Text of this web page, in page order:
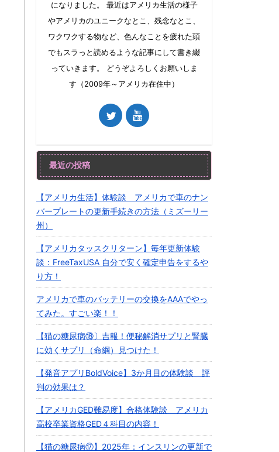
になりました。 最近はアメリカ生活の様子
やアメリカのユニークなとこ、残念なとこ、
ワクワクする物など、色んなことを疲れた頭
でもスラっと読めるような記事にして書き綴
っていきます。 どうぞよろしくお願いしま
す（2009年～アメリカ在住中）
最近の投稿
【アメリカ生活】体験談 アメリカで車のナン
バープレートの更新手続きの方法（ミズーリー
州）
【アメリカタッスクリターン】毎年更新体験
談：FreeTaxUSA 自分で安く確定申告をするや
り方！
アメリカで車のバッテリーの交換をAAAでやっ
てみた。すごい楽！！
【猫の糖尿病⑱〕吉報！便秘解消サプリと腎臓
に効くサプリ（命綱）見つけた！
【発音アプリBoldVoice】3か月目の体験談 評
判の効果は？
【アメリカGED難易度】合格体験談 アメリカ
高校卒業資格GED４科目の内容！
【猫の糖尿病⑰】2025年：インスリンの更新で